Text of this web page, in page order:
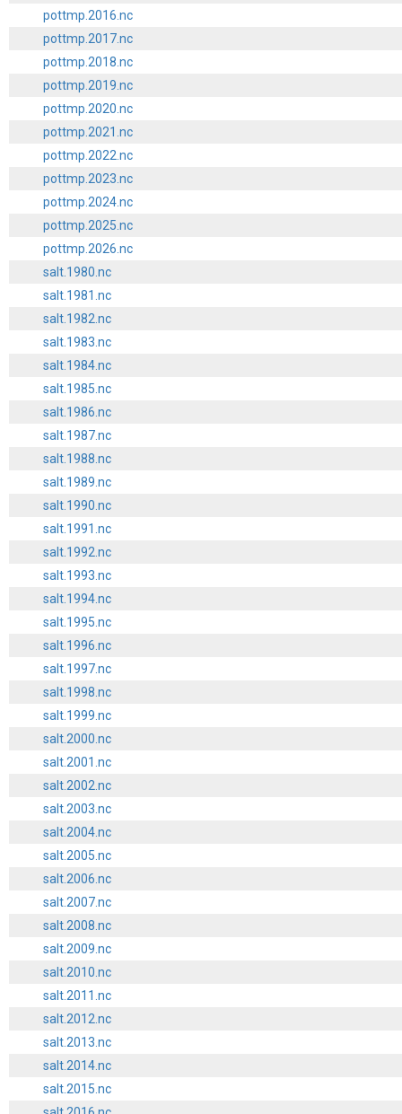
pottmp.2016.nc
pottmp.2017.nc
pottmp.2018.nc
pottmp.2019.nc
pottmp.2020.nc
pottmp.2021.nc
pottmp.2022.nc
pottmp.2023.nc
pottmp.2024.nc
pottmp.2025.nc
pottmp.2026.nc
salt.1980.nc
salt.1981.nc
salt.1982.nc
salt.1983.nc
salt.1984.nc
salt.1985.nc
salt.1986.nc
salt.1987.nc
salt.1988.nc
salt.1989.nc
salt.1990.nc
salt.1991.nc
salt.1992.nc
salt.1993.nc
salt.1994.nc
salt.1995.nc
salt.1996.nc
salt.1997.nc
salt.1998.nc
salt.1999.nc
salt.2000.nc
salt.2001.nc
salt.2002.nc
salt.2003.nc
salt.2004.nc
salt.2005.nc
salt.2006.nc
salt.2007.nc
salt.2008.nc
salt.2009.nc
salt.2010.nc
salt.2011.nc
salt.2012.nc
salt.2013.nc
salt.2014.nc
salt.2015.nc